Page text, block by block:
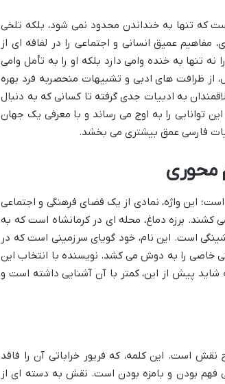
که تنها به خنداندن محدود نمی شود، بلکه تلخی
عمیق انسانی و اجتماعی را در لفافه ای از
به خنده وامی دارد بلکه او را به تأمل وامی
از ظرافت های ادبی و تشبیهات منحصربه فرد بهره
به ادبیات جدی گرفته تا کسانی که به دنبال
این توانایی را به اوج می رساند و با معرفی یک جهان
فارسی عمق بیشتری می بخشد.
محوری
است؛ این واژه، نمادی از یک فضای فرهنگی و اجتماعی
برزه دماغ، محله ای در کرمانشاه است که به
است. این نام، خود گویای سرزمینی است که در
خاصی را به دوش می کشد. نویسنده با انتخاب این
شاید پیش از این، کمتر با آن آشنایی داشته است و
نقش است. این کلمه، که فریور خراباتی آن را فاقد
فهم بودن و بامزه بودن است. نقش به دسته ای از